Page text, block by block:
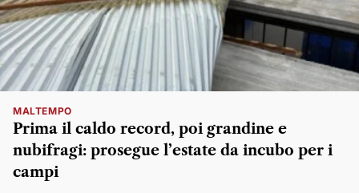
MALTEMPO
Prima il caldo record, poi grandine e
nubifragi: prosegue l’estate da incubo per i
campi